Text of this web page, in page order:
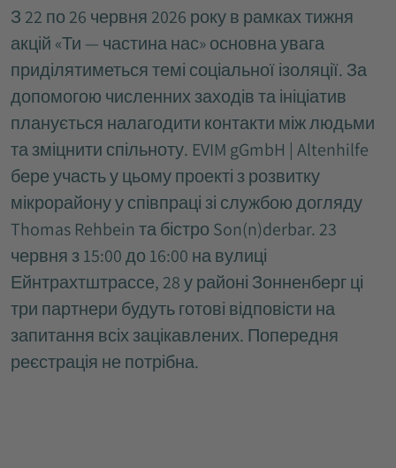
З 22 по 26 червня 2026 року в рамках тижня
акцій «Ти — частина нас» основна увага
приділятиметься темі соціальної ізоляції. За
допомогою численних заходів та ініціатив
планується налагодити контакти між людьми
та зміцнити спільноту. EVIM gGmbH | Altenhilfe
бере участь у цьому проекті з розвитку
мікрорайону у співпраці зі службою догляду
Thomas Rehbein та бістро Son(n)derbar. 23
червня з 15:00 до 16:00 на вулиці
Ейнтрахтштрассе, 28 у районі Зонненберг ці
три партнери будуть готові відповісти на
запитання всіх зацікавлених. Попередня
реєстрація не потрібна.